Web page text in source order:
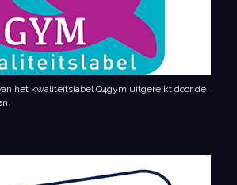
het kwaliteitslabel Q4gym uitgereikt door de